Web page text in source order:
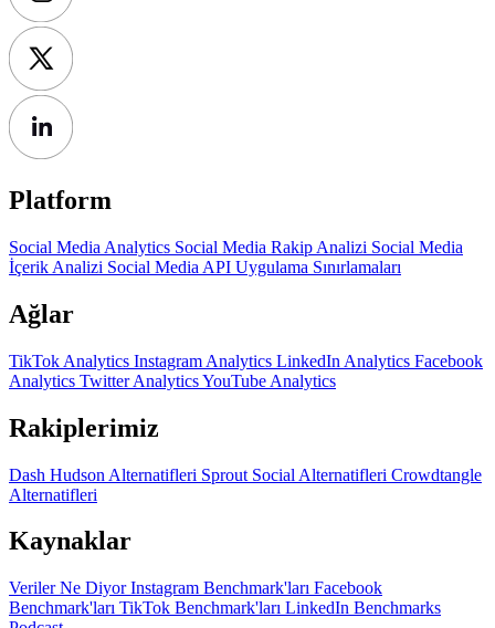
Platform
Social Media Analytics Social Media Rakip Analizi Social Media
İçerik Analizi Social Media API Uygulama Sınırlamaları
Ağlar
TikTok Analytics Instagram Analytics LinkedIn Analytics Facebook
Analytics Twitter AnalyticsYouTube Analytics
Rakiplerimiz
Dash Hudson Alternatifleri Sprout Social Alternatifleri Crowdtangle
Alternatifleri
Kaynaklar
Veriler Ne DiyorInstagram Benchmark'ları Facebook
Benchmark'ları TikTok Benchmark'ları LinkedIn Benchmarks